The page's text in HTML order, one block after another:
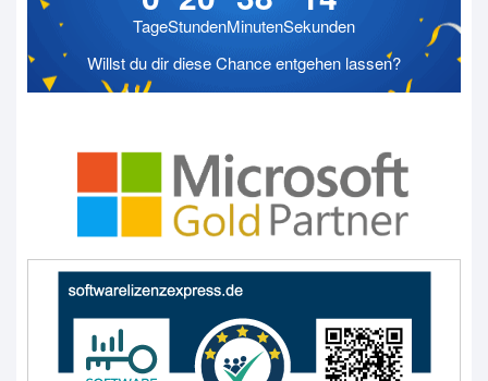
Lizenz
PC
TageStundenMinutenSekunden
Willst du dir diese Chance entgehen lassen?